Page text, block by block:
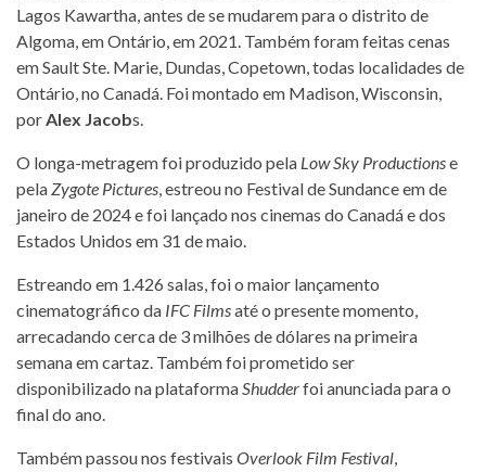
Lagos Kawartha, antes de se mudarem para o distrito de
Algoma, em Ontário, em 2021. Também foram feitas cenas
em Sault Ste. Marie, Dundas, Copetown, todas localidades de
Ontário, no Canadá. Foi montado em Madison, Wisconsin,
por Alex Jacobs.
O longa-metragem foi produzido pela Low Sky Productionse
pela Zygote Pictures , estreou no Festival de Sundance em de
janeiro de 2024 e foi lançado nos cinemas do Canadá e dos
Estados Unidos em 31 de maio.
Estreando em 1.426 salas, foi o maior lançamento
cinematográfico da IFC Filmsaté o presente momento,
arrecadando cerca de 3 milhões de dólares na primeira
semana em cartaz. Também foi prometido ser
disponibilizado na plataforma Shudderfoi anunciada para o
final do ano.
Também passou nos festivais Overlook Film Festival